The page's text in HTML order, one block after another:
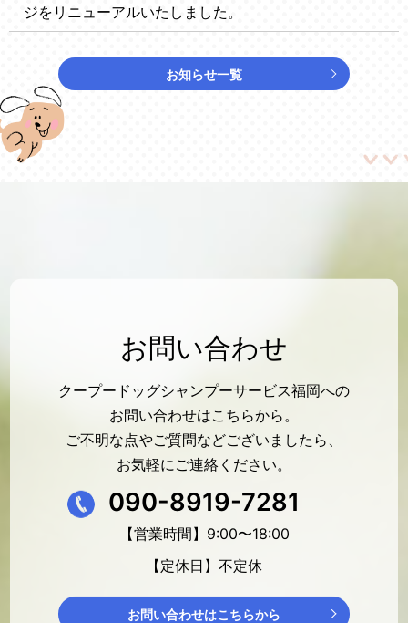
ジをリニューアルいたしました。
お知らせ一覧
お問い合わせ
クープードッグシャンプーサービス福岡への
お問い合わせはこちらから。
ご不明な点やご質問などございましたら、
お気軽にご連絡ください。
090-8919-7281
【営業時間】9:00〜18:00
【定休日】不定休
お問い合わせはこちらから